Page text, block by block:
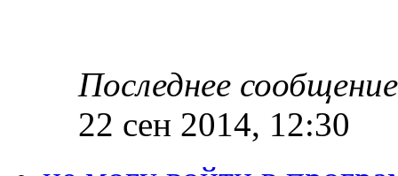
Последнее
22 сен 2014, 12:30